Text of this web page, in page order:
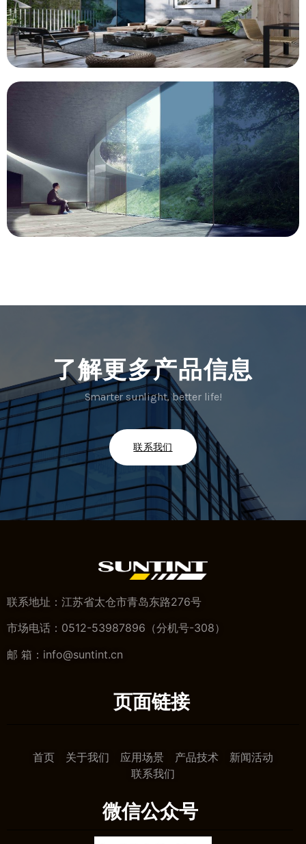
了解更多产品信息
Smarter sunlight, better life!
联系我们
联系地址：江苏省太仓市青岛东路276号
市场电话：0512-53987896（分机号-308）
邮 箱：info@suntint.cn
页面链接
首页 关于我们 应用场景 产品技术
新闻活动
联系我们
微信公众号